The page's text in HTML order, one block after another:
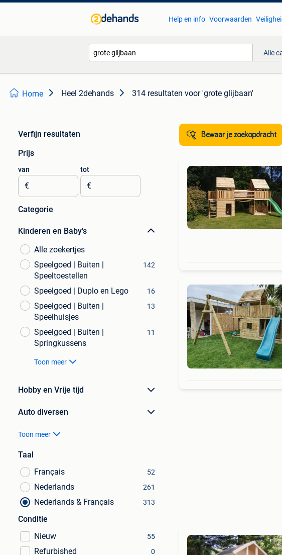
Help en info Voorwaarden
Alle
Home Heel 2dehands 314 resultaten voor 'grote glijbaan'
Verfijn resultaten
Prijs
van
€
tot
€
Categorie
Kinderen en Baby's
Alle zoekertjes
Speelgoed | Buiten |
Speeltoestellen
142
Speelgoed | Duplo en Lego 16
Speelgoed | Buiten |
Speelhuisjes
13
Speelgoed | Buiten |
Springkussens
11
Toon meer
Hobby en Vrije tijd
Auto diversen
Toon meer
Taal
Français
52
Nederlands 261
Nederlands & Français 313
Conditie
Nieuw
55
Refurbished 0
Bewaar je zoekopdracht